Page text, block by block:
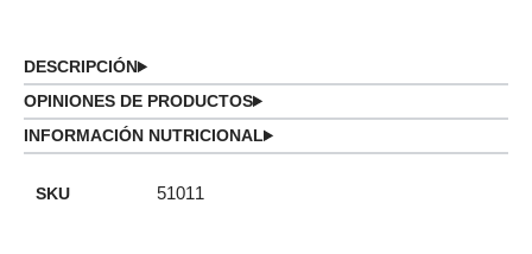
DESCRIPCIÓN
OPINIONES DE PRODUCTOS
INFORMACIÓN NUTRICIONAL
SKU 51011